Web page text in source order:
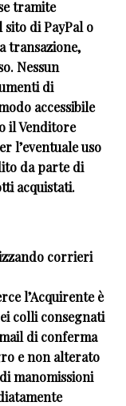
tramite
di PayPal o
transazione,
Nessun
di
accessibile
il Venditore
l’eventuale uso
da parte di
acquistati.
corrieri
l’Acquirente è
colli consegnati
di conferma
e non alterato
manomissioni